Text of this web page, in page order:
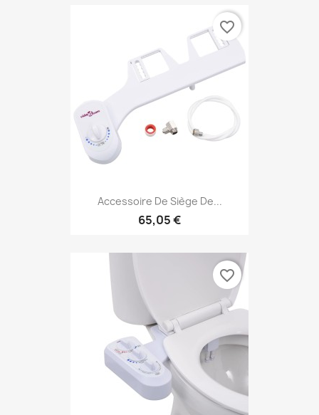
Accessoire De Siège De...
65,05 €
favorite_border
favorite_border